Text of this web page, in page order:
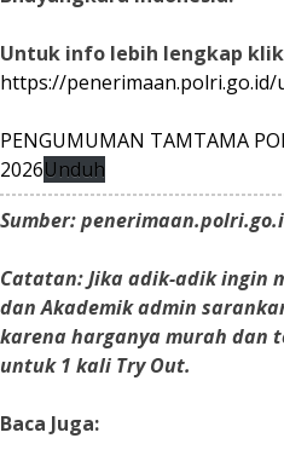
Untuk info lebih lengkap
https://penerimaan.polri.go.id/
PENGUMUMAN TAMTAMA
2026Unduh
Sumber:
Catatan: Jika adik-adik ingin
dan Akademik admin
karena harganya murah dan
untuk 1 kali Try Out.
Baca Juga: